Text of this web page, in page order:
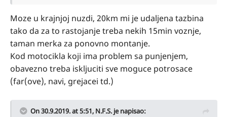
Moze u krajnjoj nuzdi, 20km mi je udaljena tazbina
tako da za to rastojanje treba nekih 15min voznje,
taman merka za ponovno montanje.
Kod motocikla koji ima problem sa punjenjem,
obavezno treba iskljuciti sve moguce potrosace
(far(ove), navi, grejacei td.)
On 30.9.2019. at 5:51, N.F.S. je napisao: